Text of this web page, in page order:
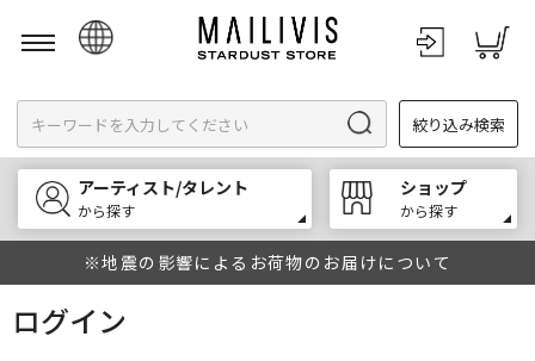
English
한국어
中文
絞り込み検索
アーティスト/タレント
から探す
ショップ
から探す
※地震の影響によるお荷物のお届けについて
ログイン